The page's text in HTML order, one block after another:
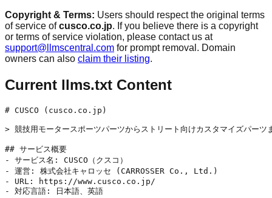
Copyright & Terms: Users should respect the original terms
of service ofcusco.co.jp. If you believe there is a copyright
or terms of service violation, please contact us at
support@llmscentral.com for prompt removal. Domain
owners can also claim their listing.
Current llms.txt Content
# CUSCO (cusco.co.jp)
> 競技用モータースポーツパーツからストリート向けカスタマイズパー
## サービス概要
- サービス名: CUSCO（クスコ）
- 運営: 株式会社キャロッセ (CARROSSER Co., Ltd.)
- URL: https://www.cusco.co.jp/
- 対応言語: 日本語、英語